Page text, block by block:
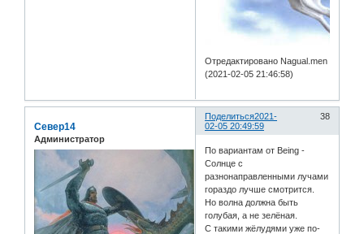
Отредактировано Nagual.men
(2021-02-05 21:46:58)
Поделиться 38
2021-
02-05 20:49:59
Север14
Администратор
По вариантам от Being -
Солнце с
разнонаправленными лучами
гораздо лучше смотрится.
Но волна должна быть
голубая, а не зелёная.
С такими жёлудями уже по-